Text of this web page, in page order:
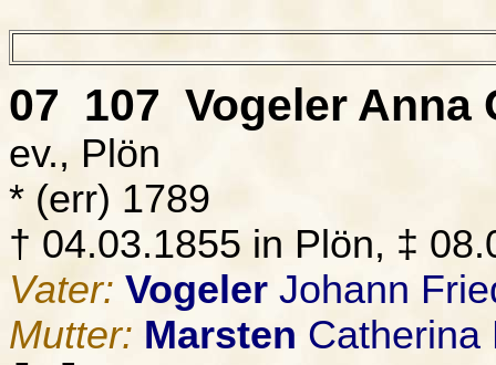
07 107 Vogeler Anna
ev., Plön
* (err) 1789
† 04.03.1855 in Plön, ‡
Vater: Vogeler Johann
Mutter: Marsten Catherina